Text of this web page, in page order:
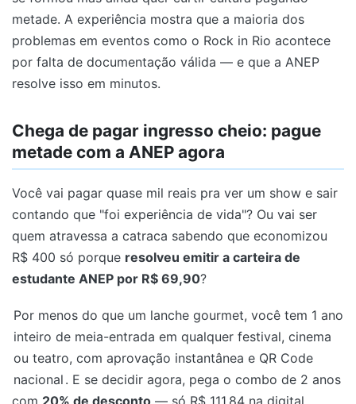
metade. A experiência mostra que a maioria dos
problemas em eventos como o Rock in Rio acontece
por falta de documentação válida — e que a ANEP
resolve isso em minutos.
Chega de pagar ingresso cheio: pague
metade com a ANEP agora
Você vai pagar quase mil reais pra ver um show e sair
contando que "foi experiência de vida"? Ou vai ser
quem atravessa a catraca sabendo que economizou
R$ 400 só porque resolveu emitir a carteira de
estudante ANEP por R$ 69,90?
Por menos do que um lanche gourmet, você tem 1 ano
inteiro de meia-entrada em qualquer festival, cinema
ou teatro, com aprovação instantânea e QR Code
nacional . E se decidir agora, pega o combo de 2 anos
com 20% de desconto — só R$ 111,84 na digital.